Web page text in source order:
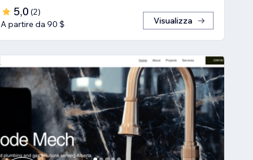
5,0 (2)
A partire da 90 $
Visualizza